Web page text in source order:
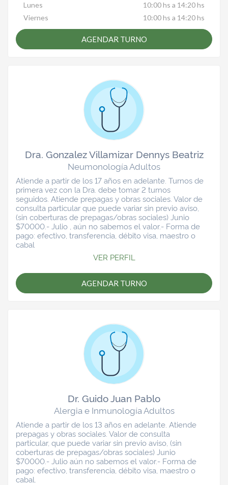
Lunes
10:00 hs a 14:20 hs
Viernes
10:00 hs a 14:20 hs
AGENDAR TURNO
Dra. Gonzalez Villamizar Dennys Beatriz
Neumonología Adultos
Atiende a partir de los 17 años en adelante. Turnos de
primera vez con la Dra. debe tomar 2 turnos
seguidos. Atiende prepagas y obras sociales. Valor de
consulta particular que puede variar sin previo aviso,
(sin coberturas de prepagas/obras sociales) Junio
$70000.- Julio , aún no sabemos el valor.- Forma de
pago: efectivo, transferencia, débito visa, maestro o
cabal
VER PERFIL
AGENDAR TURNO
Dr. Guido Juan Pablo
Alergia e Inmunología Adultos
Atiende a partir de los 13 años en adelante. Atiende
prepagas y obras sociales. Valor de consulta
particular, que puede variar sin previo aviso, (sin
coberturas de prepagas/obras sociales) Junio
$70000.- Julio aún no sabemos el valor.- Forma de
pago: efectivo, transferencia, débito visa, maestro o
cabal.